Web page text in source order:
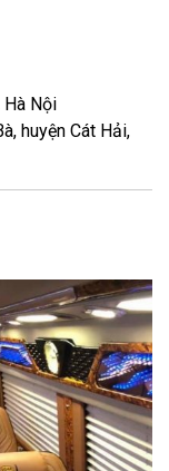
Hà Nội
huyện Cát Hải,